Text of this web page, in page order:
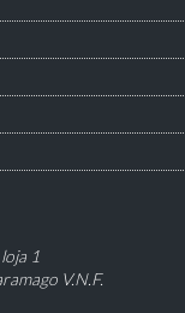
1
V.N.F.